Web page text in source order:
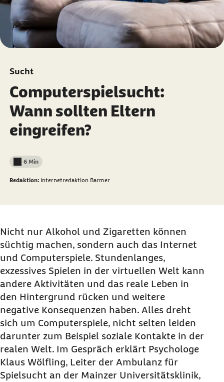
Sucht
Computerspielsucht:
Wann sollten Eltern
eingreifen?
Lesedauer weniger als
6 Min
Redaktion: Internetredaktion Barmer
Nicht nur Alkohol und Zigaretten können
süchtig machen, sondern auch das Internet
und Computerspiele. Stundenlanges,
exzessives Spielen in der virtuellen Welt kann
andere Aktivitäten und das reale Leben in
den Hintergrund rücken und weitere
negative Konsequenzen haben. Alles dreht
sich um Computerspiele, nicht selten leiden
darunter zum Beispiel soziale Kontakte in der
realen Welt. Im Gespräch erklärt Psychologe
Klaus Wölfling, Leiter der Ambulanz für
Spielsucht an der Mainzer Universitätsklinik,